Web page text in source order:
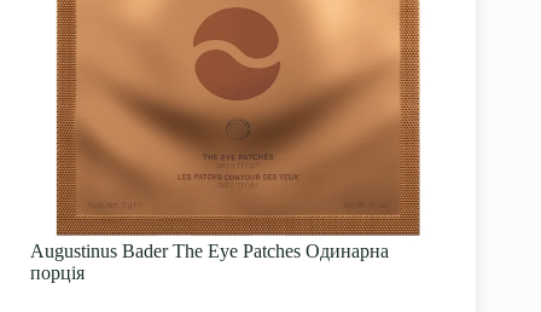
Augustinus Bader The Eye Patches Одинарна
порція